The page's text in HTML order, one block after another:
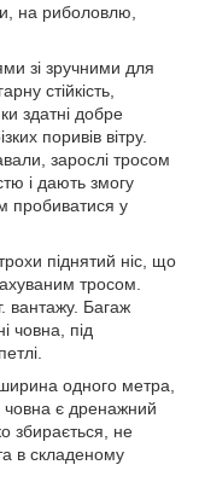
на риболовлю,
зі зручними для
стійкість,
здатні добре
поривів вітру.
зарослі тросом
і дають змогу
пробиватися у
піднятий ніс, що
тросом.
вантажу. Багаж
човна, під
одного метра,
човна є дренажний
збирається, не
в складеному